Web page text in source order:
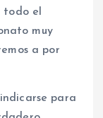
todo el
muy
a por
para